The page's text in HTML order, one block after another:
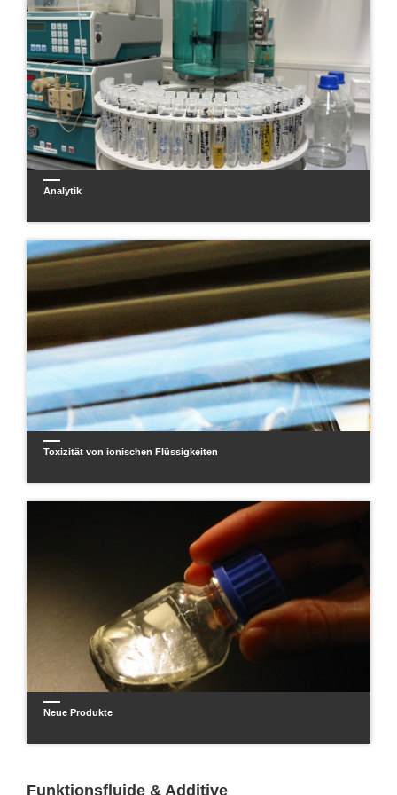
Analytik
Toxizität von ionischen Flüssigkeiten
Neue Produkte
Funktionsfluide & Additive